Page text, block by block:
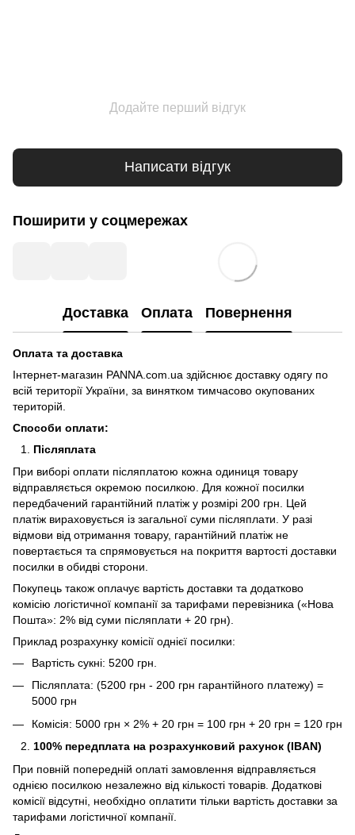
Додайте перший відгук
Написати відгук
Поширити у соцмережах
Доставка Оплата Повернення
Оплата та доставка
Інтернет-магазин PANNA.com.ua здійснює доставку одягу по
всій території України, за винятком тимчасово окупованих
територій.
Способи оплати:
Післяплата
При виборі оплати післяплатою кожна одиниця товару
відправляється окремою посилкою. Для кожної посилки
передбачений гарантійний платіж у розмірі 200 грн. Цей
платіж вираховується із загальної суми післяплати. У разі
відмови від отримання товару, гарантійний платіж не
повертається та спрямовується на покриття вартості доставки
посилки в обидві сторони.
Покупець також оплачує вартість доставки та додатково
комісію логістичної компанії за тарифами перевізника («Нова
Пошта»: 2% від суми післяплати + 20 грн).
Приклад розрахунку комісії однієї посилки:
Вартість сукні: 5200 грн.
Післяплата: (5200 грн - 200 грн гарантійного платежу) =
5000 грн
Комісія: 5000 грн × 2% + 20 грн = 100 грн + 20 грн = 120 грн
100% передплата на розрахунковий рахунок (IBAN)
При повній попередній оплаті замовлення відправляється
однією посилкою незалежно від кількості товарів. Додаткові
комісії відсутні, необхідно оплатити тільки вартість доставки за
тарифами логістичної компанії.